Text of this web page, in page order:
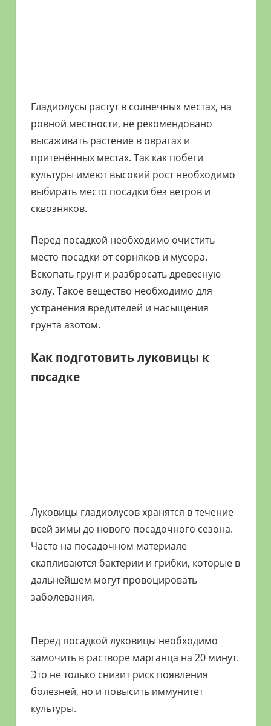
Гладиолусы растут в солнечных местах, на
ровной местности, не рекомендовано
высаживать растение в оврагах и
притенённых местах. Так как побеги
культуры имеют высокий рост необходимо
выбирать место посадки без ветров и
сквозняков.
Перед посадкой необходимо очистить
место посадки от сорняков и мусора.
Вскопать грунт и разбросать древесную
золу. Такое вещество необходимо для
устранения вредителей и насыщения
грунта азотом.
Как подготовить луковицы к
посадке
Луковицы гладиолусов хранятся в течение
всей зимы до нового посадочного сезона.
Часто на посадочном материале
скапливаются бактерии и грибки, которые в
дальнейшем могут провоцировать
заболевания.
Перед посадкой луковицы необходимо
замочить в растворе марганца на 20 минут.
Это не только снизит риск появления
болезней, но и повысить иммунитет
культуры.